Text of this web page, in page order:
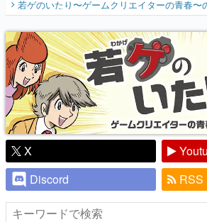
『少年ジャンプ』
り】
若ゲのいたり〜ゲームクリエイターの青春〜
X
Discord
RSS